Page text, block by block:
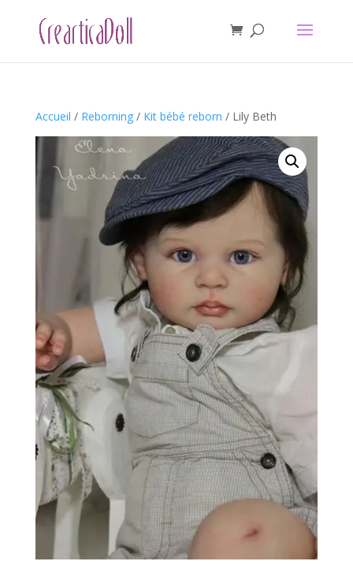
Accueil / Reborning/ Kit bébé reborn / Lily Beth